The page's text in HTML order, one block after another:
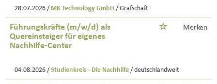
28.07.2026 / MK Technology GmbH / Grafschaft
Führungskräfte (m/w/d) als
Quereinsteiger für eigenes
Nachhilfe-Center
Merken
04.08.2026 / Studienkreis - Die Nachhilfe / deutschlandweit